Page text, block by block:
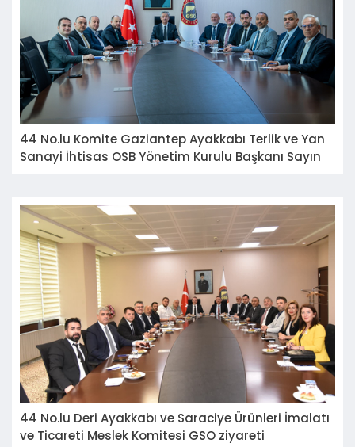
44 No.lu Komite Gaziantep Ayakkabı Terlik ve Yan
Sanayi İhtisas OSB Yönetim Kurulu Başkanı Sayın
44 No.lu Deri Ayakkabı ve Saraciye Ürünleri İmalatı
ve Ticareti Meslek Komitesi GSO ziyareti